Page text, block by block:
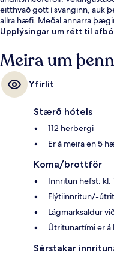
eitthvað gott í svanginn, auk
allra hæfi. Meðal annarra
þessu hóteli fyrir vandláta eru
Medecin Tramway
Massena Tramway
Upplýsingar um rétt til
Meira um
Yfirlit
Stærð hótels
112 herbergi
Er á meira en 5
Koma/brottför
Innritun hefst: kl.
Flýtiinnritun/-
Lágmarksaldur
Útritunartími er á
Sérstakar